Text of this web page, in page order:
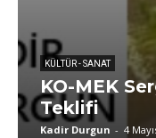
KÜLTÜR - SANAT
KO-MEK
Teklifi
Kadir Durgun - 4